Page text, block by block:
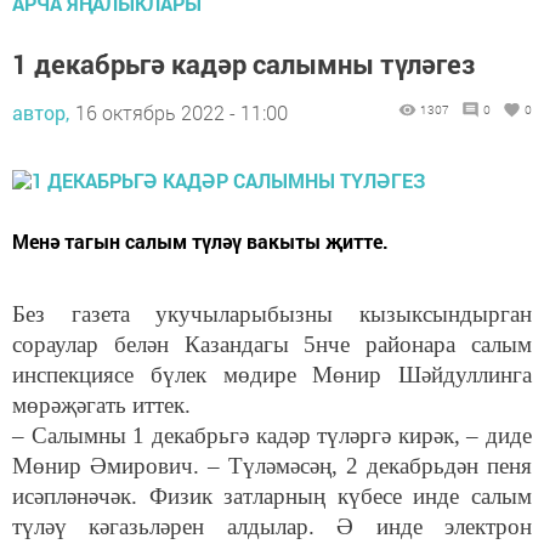
1 декабрьгә кадәр салымны түләгез
автор, 16 октябрь 2022 - 11:00 1307 0 0
Менә тагын салым түләү вакыты җитте.
Без газета укучыларыбызны кызыксындырган
сораулар белән Казандагы 5нче районара салым
инспекциясе бүлек мөдире Мөнир Шәйдуллинга
мөрәҗәгать иттек.
– Салымны 1 декабрьгә кадәр түләргә кирәк, – диде
Мөнир Әмирович. – Түләмәсәң, 2 декабрьдән пеня
исәпләнәчәк. Физик затларның күбесе инде салым
түләү кәгазьләрен алдылар. Ә инде электрон